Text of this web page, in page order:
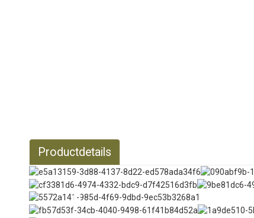
Productdetails